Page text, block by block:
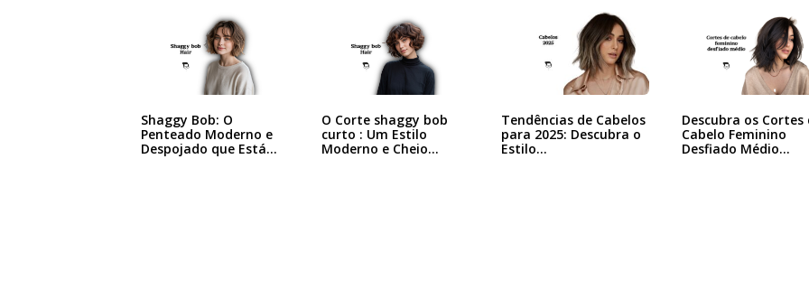
Shaggy Bob: O
Penteado Moderno e
Despojado que Está…
O Corte shaggy bob
curto : Um Estilo
Moderno e Cheio…
Tendências de Cabelos
para 2025: Descubra o
Estilo…
Descubra os Cortes
Cabelo Feminino
Desfiado Médio…